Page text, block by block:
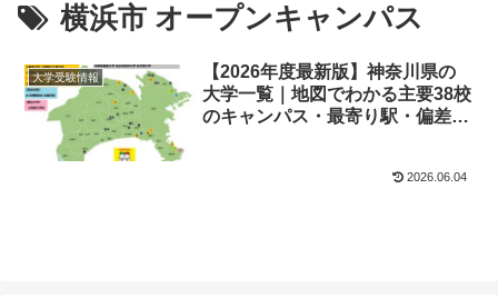
横浜市 オープンキャンパス
大学受験情報
【2026年度最新版】神奈川県の
大学一覧｜地図でわかる主要38校
のキャンパス・最寄り駅・偏差値
2026.06.04